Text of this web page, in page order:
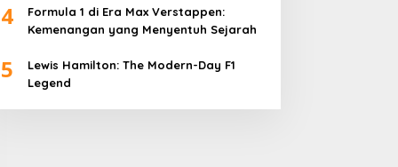
4
Formula 1 di Era Max Verstappen:
Kemenangan yang Menyentuh Sejarah
5
Lewis Hamilton: The Modern-Day F1
Legend